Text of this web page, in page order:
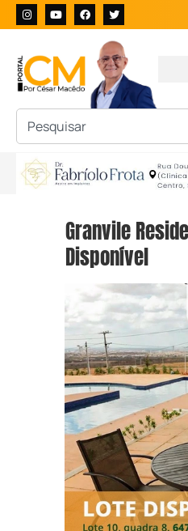
Granvile
Disponível